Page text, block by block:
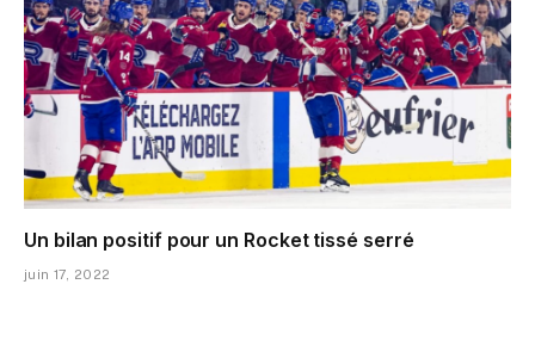
Un bilan positif pour un Rocket tissé serré
juin 17, 2022